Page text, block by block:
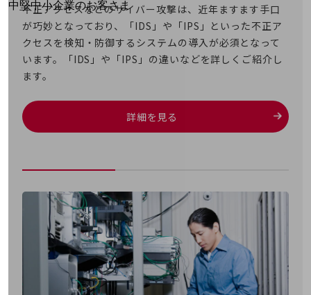
中堅中小企業のお客さま
NTTドコモビジネスウォッチ
ビジネスお役立ち情報
旬な話題やお役立ち資料などDXの課題を
解決するヒントをお届けする記事サイト
お役立ち資料ダウンロード
トレンド記事特集
IT用語集
中堅中小企業のビジネスをサポート！
お悩みから見つける
お悩みから見つけるTOP
ネットワーク
モバイル・音声
不正アクセスなどのサイバー攻撃は、近年ますます手口
が巧妙となっており、「IDS」や「IPS」といった不正ア
クセスを検知・防御するシステムの導入が必須となって
います。「IDS」や「IPS」の違いなどを詳しくご紹介し
ます。
詳細を見る